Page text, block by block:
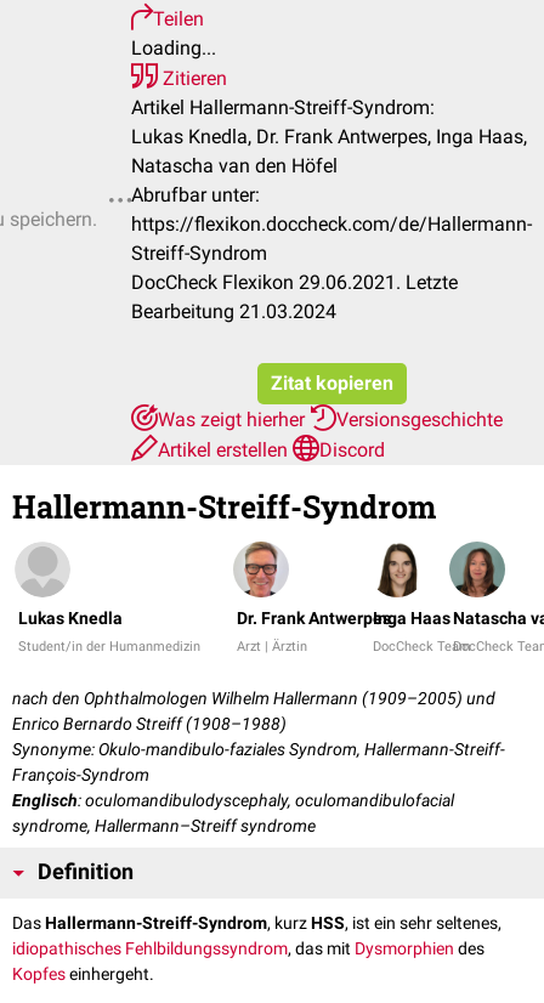
speichern.
Teilen
Loading...
Zitieren
Artikel Hallermann-Streiff-Syndrom:
Lukas Knedla, Dr. Frank Antwerpes, Inga Haas,
Natascha van den Höfel
Abrufbar unter:
https://flexikon.doccheck.com/de/Hallermann-
Streiff-Syndrom
DocCheck Flexikon 29.06.2021. Letzte
Bearbeitung 21.03.2024
Zitat kopieren
Was zeigt hierher
Versionsgeschichte
Artikel erstellen
Discord
Hallermann-Streiff-Syndrom
Lukas Knedla
Student/in der Humanmedizin
Dr. Frank Antwerpes
Arzt | Ärztin
Inga Haas
DocCheck Team
Natascha
DocCheck
nach den Ophthalmologen Wilhelm Hallermann (1909–2005) und
Enrico Bernardo Streiff (1908–1988)
Synonyme: Okulo-mandibulo-faziales Syndrom, Hallermann-Streiff-
François-Syndrom
Englisch: oculomandibulodyscephaly, oculomandibulofacial
syndrome, Hallermann–Streiff syndrome
Definition
DasHallermann-Streiff-Syndrom, kurzHSS, ist ein sehr seltenes,
idiopathisches Fehlbildungssyndrom, das mit Dysmorphien des
Kopfeseinhergeht.